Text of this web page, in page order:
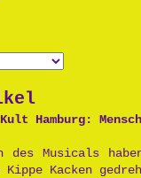
Hamburg:
des Musicals
Kacken